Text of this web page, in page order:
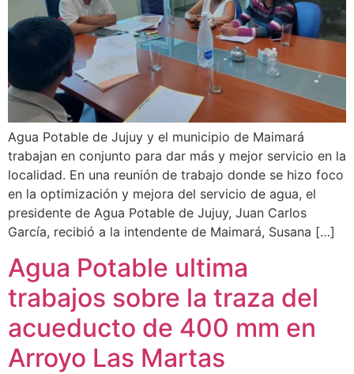
Agua Potable de Jujuy y el municipio de Maimará
trabajan en conjunto para dar más y mejor servicio en la
localidad. En una reunión de trabajo donde se hizo foco
en la optimización y mejora del servicio de agua, el
presidente de Agua Potable de Jujuy, Juan Carlos
García, recibió a la intendente de Maimará, Susana […]
Agua Potable ultima
trabajos sobre la traza del
acueducto de 400 mm en
Arroyo Las Martas